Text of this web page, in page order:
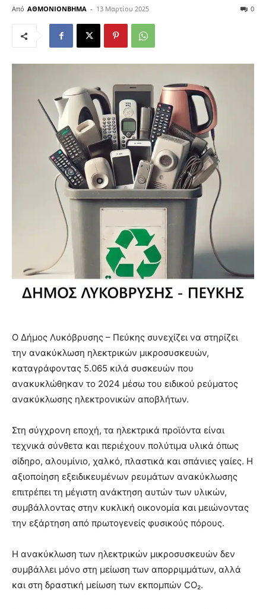
Από ΑΘΜΟΝΙΟΝΒΗΜΑ - 13 Μαρτίου 2025 0
Ο Δήμος Λυκόβρυσης – Πεύκης συνεχίζει να στηρίζει
την ανακύκλωση ηλεκτρικών μικροσυσκευών,
καταγράφοντας 5.065 κιλά συσκευών που
ανακυκλώθηκαν το 2024 μέσω του ειδικού ρεύματος
ανακύκλωσης ηλεκτρονικών αποβλήτων.
Στη σύγχρονη εποχή, τα ηλεκτρικά προϊόντα είναι
τεχνικά σύνθετα και περιέχουν πολύτιμα υλικά όπως
σίδηρο, αλουμίνιο, χαλκό, πλαστικά και σπάνιες γαίες. Η
αξιοποίηση εξειδικευμένων ρευμάτων ανακύκλωσης
επιτρέπει τη μέγιστη ανάκτηση αυτών των υλικών,
συμβάλλοντας στην κυκλική οικονομία και μειώνοντας
την εξάρτηση από πρωτογενείς φυσικούς πόρους.
Η ανακύκλωση των ηλεκτρικών μικροσυσκευών δεν
συμβάλλει μόνο στη μείωση των απορριμμάτων, αλλά
και στη δραστική μείωση των εκπομπών CO₂.